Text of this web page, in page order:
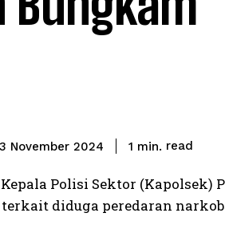
November 2024 1 min. read
Polisi Sektor
diduga peredaran